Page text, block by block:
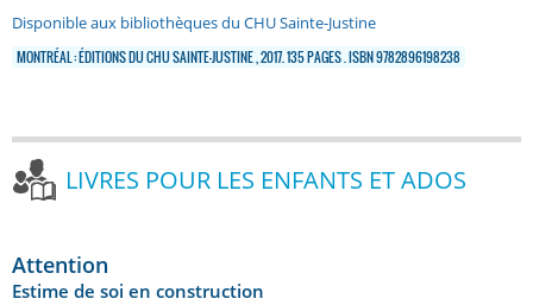
Disponible aux bibliothèques du CHU Sainte-Justine
MONTRÉAL : ÉDITIONS DU CHU SAINTE-JUSTINE , 2017. 135 PAGES . ISBN 9782896198238
LIVRES POUR LES ENFANTS ET ADOS
Attention
Estime de soi en construction